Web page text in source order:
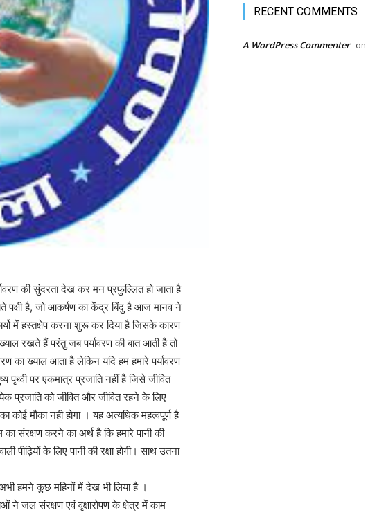
की सुंदरता देख कर मन प्रफुल्लित हो जाता है
पक्षी है, जो आकर्षण का केंद्र बिंदु है आज मानव ने
में हस्तक्षेप करना शुरू कर दिया है जिसके कारण
ख्याल रखते हैं परंतु जब पर्यावरण की बात आती है तो
का ख्याल आता है लेकिन यदि हम हमारे पर्यावरण
पर एकमात्र प्रजाति नहीं है जिसे जीवित
प्रजाति को जीवित और जीवित रहने के लिए
कोई मौका नही होगा । यह अत्यधिक महत्वपूर्ण है
संरक्षण करने का अर्थ है कि हमारे पानी की
पीढ़ियों के लिए पानी की रक्षा होगी। साथ उतना
हमने कुछ महिनों में देख भी लिया है ।
जल संरक्षण एवं वृक्षारोपण के क्षेत्र में काम
RECENT COMMENTS
A WordPress Commenter on